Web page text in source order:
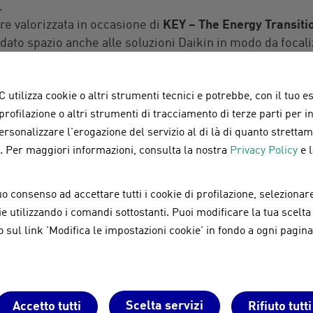
utilizza cookie o altri strumenti tecnici e potrebbe, con il tuo
o altri strumenti di tracciamento di terze parti per
l'erogazione del servizio al di là di quanto
Per maggiori informazioni, consulta la nostra Privacy Policy e
consenso ad accettare tutti i cookie di profilazione,
utilizzando i comandi sottostanti. Puoi modificare la tua
sul link 'Modifica le impostazioni cookie' in fondo a ogni
Scelta servizi Rifiuto tutti
Accetto tutti
valorizzata in occasione di KEY – The Energy
spazio anche alle soluzioni Daikin in modo da
e climatizzazione elettrica.
e formazione, la collaborazione prevede anche
SENECpotranno accedere ai corsi della Daikin
acquistando un corso di certificazione per
due corsi prodotto, mentre gli installatori già
dei prodotti Daikin con uno sconto dedicato.
una
agevolate sull’acquisto combinato di soluzioni
il valore della proposta congiunta.